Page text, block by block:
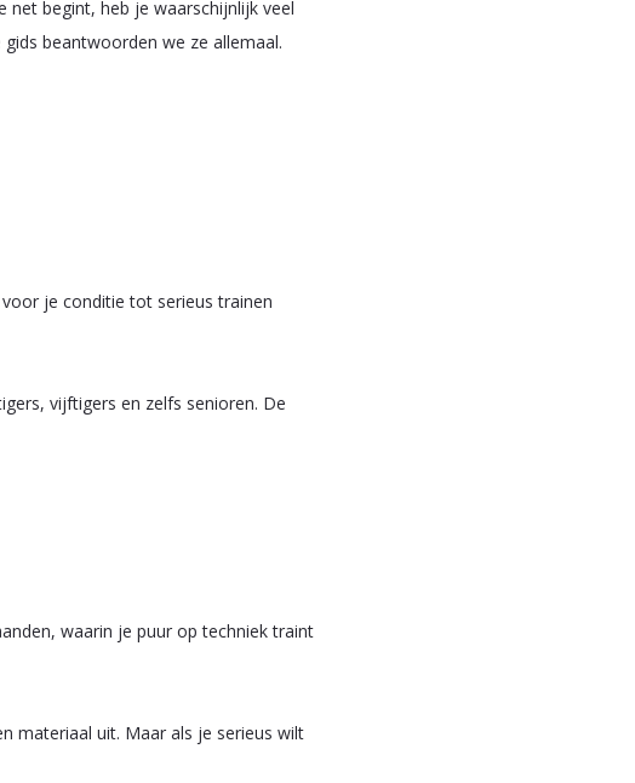
net begint, heb je waarschijnlijk veel
beantwoorden we ze allemaal.
je conditie tot serieus trainen
vijftigers en zelfs senioren. De
waarin je puur op techniek traint
materiaal uit. Maar als je serieus wilt